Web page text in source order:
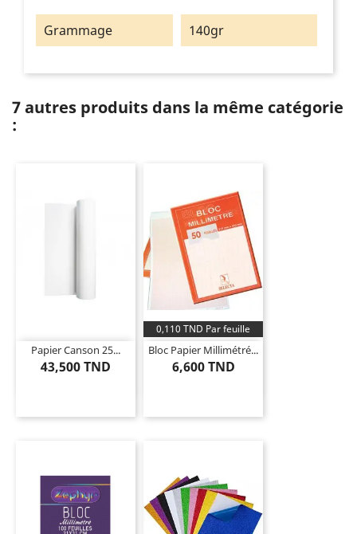
Grammage 140gr
7 autres produits dans la même catégorie
:
Papier Canson 25...
43,500 TND
0,110 TND Par feuille
Bloc Papier Millimétré...
6,600 TND